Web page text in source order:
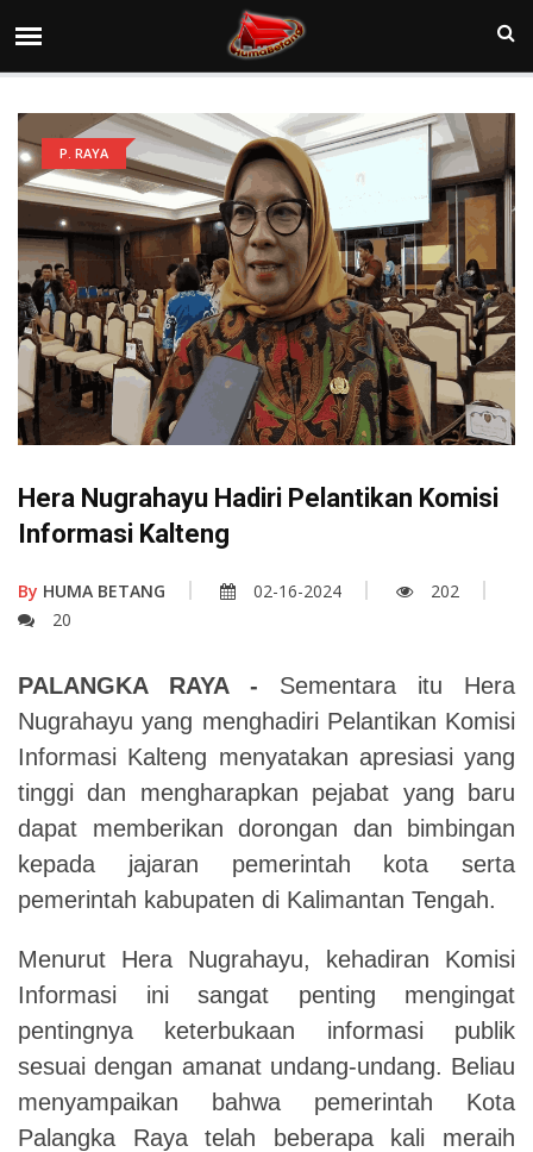
P. RAYA
Hera Nugrahayu Hadiri Pelantikan Komisi
Informasi Kalteng
By HUMA BETANG 02-16-2024
202
20
PALANGKA RAYA - Sementara itu Hera
Nugrahayu yang menghadiri Pelantikan Komisi
Informasi Kalteng menyatakan apresiasi yang
tinggi dan mengharapkan pejabat yang baru
dapat memberikan dorongan dan bimbingan
kepada jajaran pemerintah kota serta
pemerintah kabupaten di Kalimantan Tengah.
Menurut Hera Nugrahayu, kehadiran Komisi
Informasi ini sangat penting mengingat
pentingnya keterbukaan informasi publik
sesuai dengan amanat undang-undang. Beliau
menyampaikan bahwa pemerintah Kota
Palangka Raya telah beberapa kali meraih